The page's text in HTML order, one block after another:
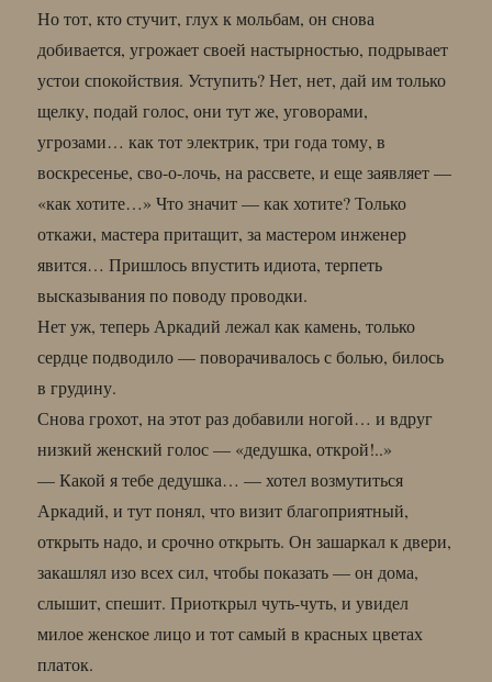
Но тот, кто стучит, глух к мольбам, он снова
добивается, угрожает своей настырностью, подрывает
устои спокойствия. Уступить? Нет, нет, дай им только
щелку, подай голос, они тут же, уговорами,
угрозами… как тот электрик, три года тому, в
воскресенье, сво-о-лочь, на рассвете, и еще заявляет —
«как хотите…» Что значит — как хотите? Только
откажи, мастера притащит, за мастером инженер
явится… Пришлось впустить идиота, терпеть
высказывания по поводу проводки.
Нет уж, теперь Аркадий лежал как камень, только
сердце подводило — поворачивалось с болью, билось
в грудину.
Снова грохот, на этот раз добавили ногой… и вдруг
низкий женский голос — «дедушка, открой!..»
— Какой я тебе дедушка… — хотел возмутиться
Аркадий, и тут понял, что визит благоприятный,
открыть надо, и срочно открыть. Он зашаркал к двери,
закашлял изо всех сил, чтобы показать — он дома,
слышит, спешит. Приоткрыл чуть-чуть, и увидел
милое женское лицо и тот самый в красных цветах
платок.